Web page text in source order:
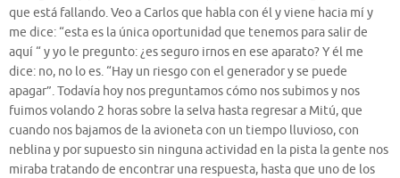
que está fallando. Veo a Carlos que habla con él y viene hacia mí y
me dice: “esta es la única oportunidad que tenemos para salir de
aquí “ y yo le pregunto: ¿es seguro irnos en ese aparato? Y él me
dice: no, no lo es. “Hay un riesgo con el generador y se puede
apagar”. Todavía hoy nos preguntamos cómo nos subimos y nos
fuimos volando 2 horas sobre la selva hasta regresar a Mitú, que
cuando nos bajamos de la avioneta con un tiempo lluvioso, con
neblina y por supuesto sin ninguna actividad en la pista la gente nos
miraba tratando de encontrar una respuesta, hasta que uno de los